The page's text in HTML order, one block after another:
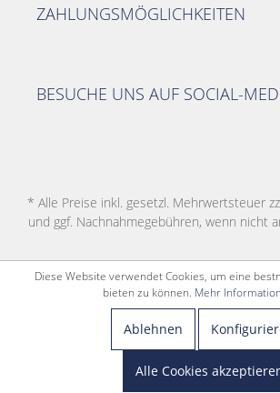
ZAHLUNGSMÖGLICHKEITEN
BESUCHE UNS AUF SOCIAL-
* Alle Preise inkl. gesetzl. Mehrwertsteuer
und ggf. Nachnahmegebühren, wenn nicht
Diese Website verwendet Cookies, um eine
bieten zu können. Mehr
Ablehnen
Alle Cookies